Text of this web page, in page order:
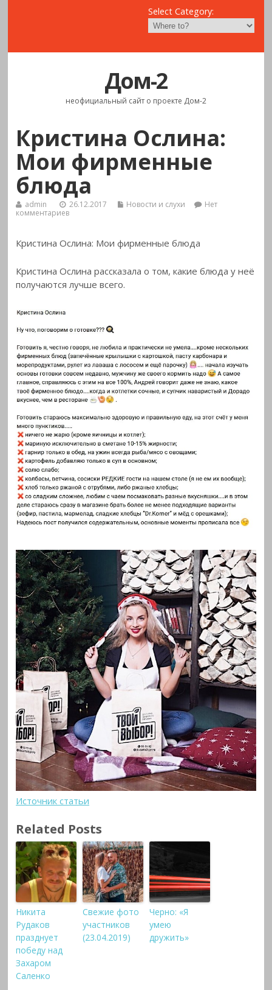
Select Category:
Дом-2
неофициальный сайт о проекте Дом-2
Кристина Ослина:
Мои фирменные
блюда
admin 26.12.2017 Новости и слухи
Нет
комментариев
Кристина Ослина: Мои фирменные блюда
Кристина Ослина рассказала о том, какие блюда у неё
получаются лучшевсего.
Источник статьи
Related Posts
Никита
Рудаков
празднует
победу над
Захаром
Саленко
Свежие фото
участников
(23.04.2019)
Черно: «Я
умею
дружить»